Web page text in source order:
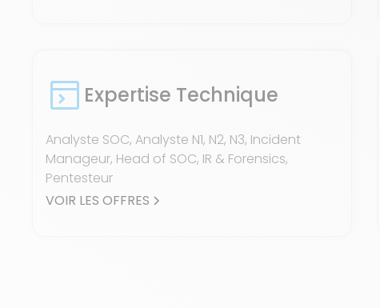
Expertise Technique
Analyste SOC, Analyste N1, N2, N3, Incident
Manageur, Head of SOC, IR & Forensics,
Pentesteur
VOIR LES OFFRES